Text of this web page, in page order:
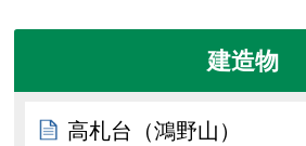
建造物
高札台（鴻野山）